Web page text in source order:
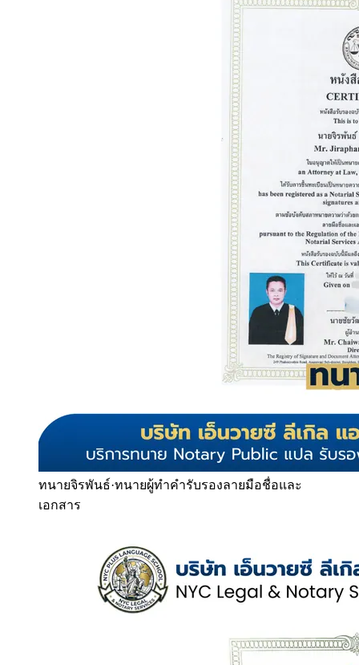
ทนายจิรพันธ์·ทนายผู้ทำคำรับรองลายมือชื่อและ
เอกสาร